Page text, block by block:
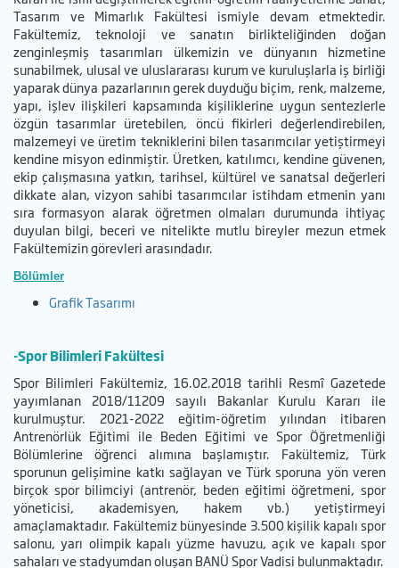
Tasarım ve Mimarlık Fakültesi ismiyle devam etmektedir.
Fakültemiz, teknoloji ve sanatın birlikteliğinden doğan
zenginleşmiş tasarımları ülkemizin ve dünyanın hizmetine
sunabilmek, ulusal ve uluslararası kurum ve kuruluşlarla iş birliği
yaparak dünya pazarlarının gerek duyduğu biçim, renk, malzeme,
yapı, işlev ilişkileri kapsamında kişiliklerine uygun sentezlerle
özgün tasarımlar üretebilen, öncü fikirleri değerlendirebilen,
malzemeyi ve üretim tekniklerini bilen tasarımcılar yetiştirmeyi
kendine misyon edinmiştir. Üretken, katılımcı, kendine güvenen,
ekip çalışmasına yatkın, tarihsel, kültürel ve sanatsal değerleri
dikkate alan, vizyon sahibi tasarımcılar istihdam etmenin yanı
sıra formasyon alarak öğretmen olmaları durumunda ihtiyaç
duyulan bilgi, beceri ve nitelikte mutlu bireyler mezun etmek
Fakültemizin görevleri arasındadır.
Bölümler
Grafik Tasarımı
-Spor Bilimleri Fakültesi
Spor Bilimleri Fakültemiz, 16.02.2018 tarihli Resmî Gazetede
yayımlanan 2018/11209 sayılı Bakanlar Kurulu Kararı ile
kurulmuştur. 2021-2022 eğitim-öğretim yılından itibaren
Antrenörlük Eğitimi ile Beden Eğitimi ve Spor Öğretmenliği
Bölümlerine öğrenci alımına başlamıştır. Fakültemiz, Türk
sporunun gelişimine katkı sağlayan ve Türk sporuna yön veren
birçok spor bilimciyi (antrenör, beden eğitimi öğretmeni, spor
yöneticisi, akademisyen, hakem vb.) yetiştirmeyi
amaçlamaktadır. Fakültemiz bünyesinde 3.500 kişilik kapalı spor
salonu, yarı olimpik kapalı yüzme havuzu, açık ve kapalı spor
sahaları ve stadyumdan oluşan BANÜ Spor Vadisi bulunmaktadır.